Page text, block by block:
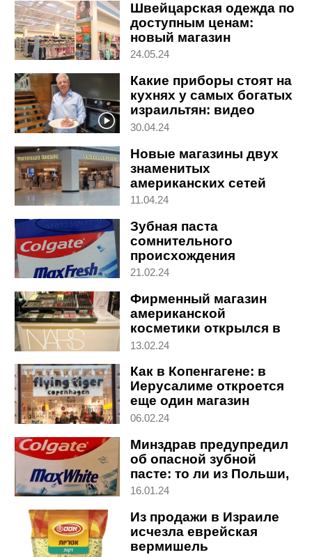
Швейцарская одежда по
доступным ценам:
новый магазин
открылся в Ришон ле-
24.05.24
Какие приборы стоят на
кухнях у самых богатых
израильтян: видео
30.04.24
Новые магазины двух
знаменитых
американских сетей
открылись в Израиле
11.04.24
Зубная паста
сомнительного
происхождения
появилась в Израиле
21.02.24
Фирменный магазин
американской
косметики открылся в
Петах-Тикве
13.02.24
Как в Копенгагене: в
Иерусалиме откроется
еще один магазин
подарков
06.02.24
Минздрав предупредил
об опасной зубной
пасте: то ли из Польши,
то ли из Китая
16.01.24
Из продажи в Израиле
исчезла еврейская
вермишель